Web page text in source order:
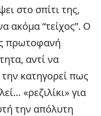
στο σπίτι της,
ακόμα “τείχος”. Ο
πρωτοφανή
αντί να
κατηγορεί πως
«ρεζιλίκι» για
την απόλυτη